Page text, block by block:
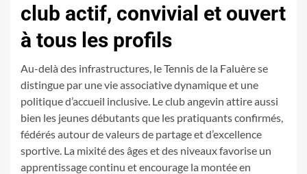
club actif, convivial et ouvert
à tous les profils
Au-delà des infrastructures, le Tennis de la Faluère se
distingue par une vie associative dynamique et une
politique d’accueil inclusive. Le club angevin attire aussi
bien les jeunes débutants que les pratiquants confirmés,
fédérés autour de valeurs de partage et d’excellence
sportive. La mixité des âges et des niveaux favorise un
apprentissage continu et encourage la montée en